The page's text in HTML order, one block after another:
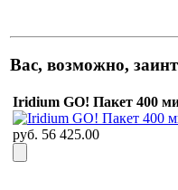
Вас, возможно,
Iridium GO! Пакет 400
руб. 56 425.00